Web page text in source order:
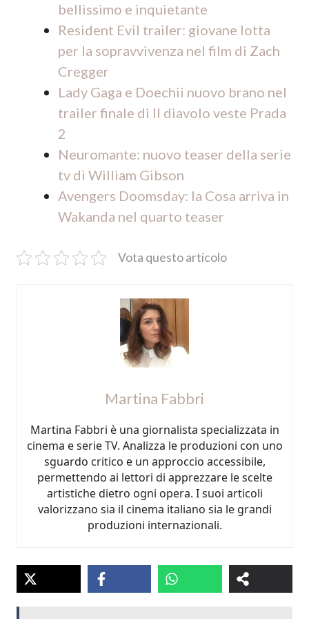
bellissimo e inquietante
Resident Evil trailer: giovane lotta
per la sopravvivenza nel film di Zach
Cregger
Lady Gaga e Doechii nuovo brano nel
trailer finale di Il diavolo veste Prada
2
Neuromante: nuovo teaser della serie
tv di William Gibson
Avengers Doomsday: la Cosa arriva in
Wakanda nel quarto teaser
Vota questo articolo
Martina Fabbri
Martina Fabbri è una giornalista specializzata in
cinema e serie TV. Analizza le produzioni con uno
sguardo critico e un approccio accessibile,
permettendo ai lettori di apprezzare le scelte
artistiche dietro ogni opera. I suoi articoli
valorizzano sia il cinema italiano sia le grandi
produzioni internazionali.